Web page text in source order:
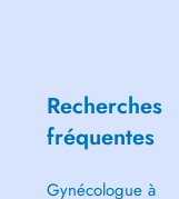
Recherches
fréquentes
Gynécologue à